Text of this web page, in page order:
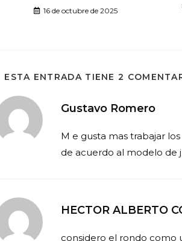
16 de octubre de 2025
ESTA ENTRADA TIENE 2
Gustavo Romero
M e gusta mas trabajar
de acuerdo al modelo de
HECTOR ALBERTO
considero el rondo como